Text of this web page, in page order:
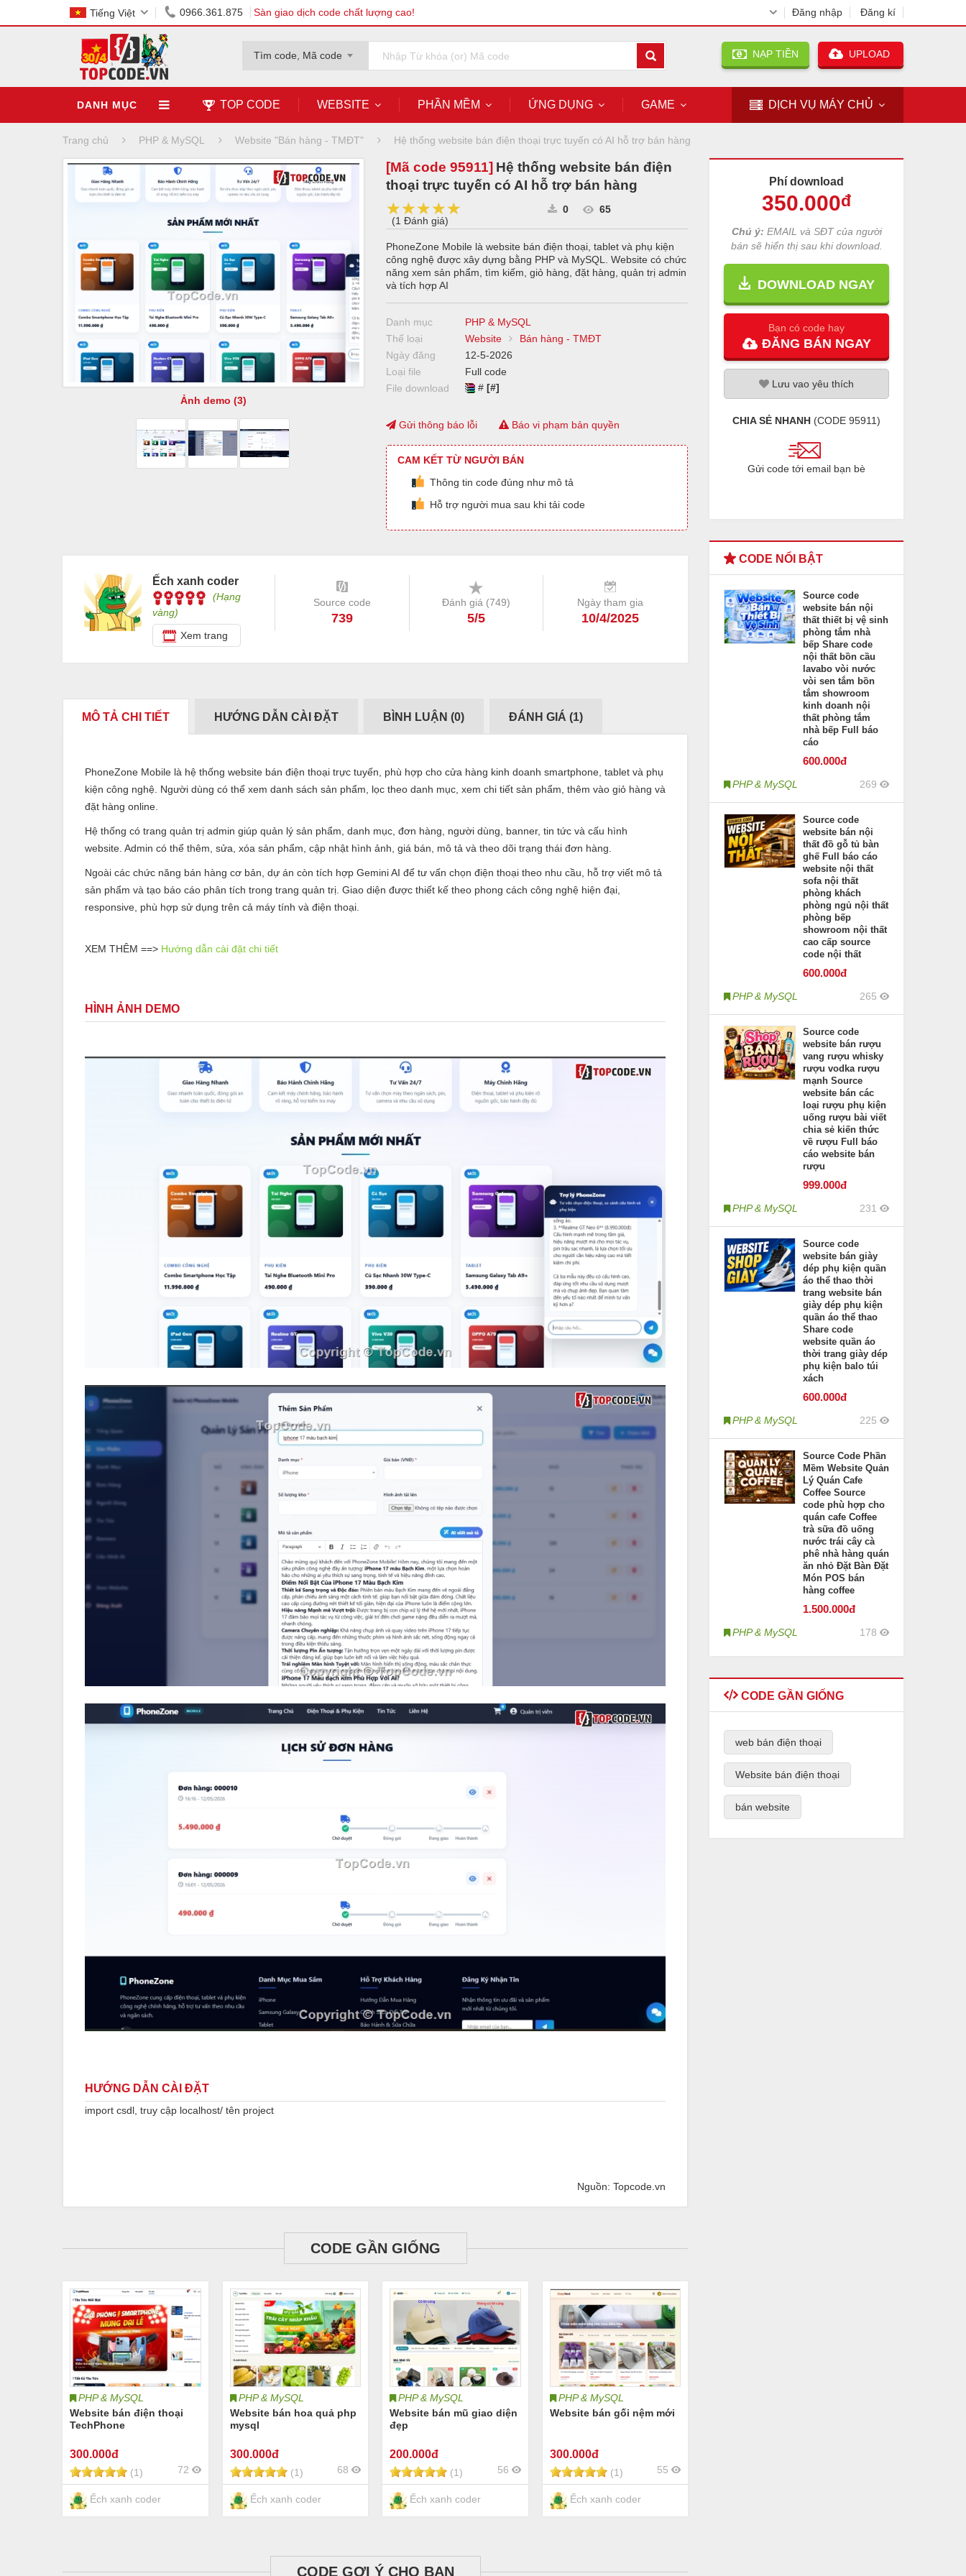
Tiếng Việt 0966.361.875 Sàn giao dịch code chất lượng cao! Đăng nhập Đăng kí
Tìm code, Mã code NẠP TIỀN UPLOAD
DANH MỤC TOP CODE WEBSITE PHẦN MỀM ỨNG DỤNG GAME DỊCH VỤ MÁY CHỦ
Trang chủ PHP & MySQL Website "Bán hàng - TMĐT" Hệ thống website bán điện thoại trực tuyến có AI hỗ trợ bán hàng
Ảnh demo (3)
[Mã code 95911] Hệ thống website bán điện
thoại trực tuyến có AI hỗ trợ bán hàng
★★★★★
★★★★★
★★★★★
(1 Đánh giá)
0 65
PhoneZone Mobile là website bán điện thoại, tablet và phụ kiện
công nghệ được xây dựng bằng PHP và MySQL. Website có chức
năng xem sản phẩm, tìm kiếm, giỏ hàng, đặt hàng, quản trị admin
và tích hợp AI
Danh mục
PHP & MySQL
Thể loại
Website
Bán hàng - TMĐT
Ngày đăng
12-5-2026
Loại file
Full code
File download
# [#]
Gửi thông báo lỗi Báo vi phạm bản quyền
CAM KẾT TỪ NGƯỜI BÁN
Thông tin code đúng như mô tả
Hỗ trợ người mua sau khi tải code
Ếch xanh coder
(Hạng
vàng)
Xem trang
Source code
739
Đánh giá (749)
5/5
Ngày tham gia
10/4/2025
MÔ TẢ CHI TIẾT HƯỚNG DẪN CÀI ĐẶT BÌNH LUẬN (0) ĐÁNH GIÁ (1)
PhoneZone Mobile là hệ thống website bán điện thoại trực tuyến, phù hợp cho cửa hàng kinh doanh smartphone, tablet và phụ
kiện công nghệ. Người dùng có thể xem danh sách sản phẩm, lọc theo danh mục, xem chi tiết sản phẩm, thêm vào giỏ hàng và
đặt hàng online.
Hệ thống có trang quản trị admin giúp quản lý sản phẩm, danh mục, đơn hàng, người dùng, banner, tin tức và cấu hình
website. Admin có thể thêm, sửa, xóa sản phẩm, cập nhật hình ảnh, giá bán, mô tả và theo dõi trạng thái đơn hàng.
Ngoài các chức năng bán hàng cơ bản, dự án còn tích hợp Gemini AI để tư vấn chọn điện thoại theo nhu cầu, hỗ trợ viết mô tả
sản phẩm và tạo báo cáo phân tích trong trang quản trị. Giao diện được thiết kế theo phong cách công nghệ hiện đại,
responsive, phù hợp sử dụng trên cả máy tính và điện thoại.
XEM THÊM ==> Hướng dẫn cài đặt chi tiết
HÌNH ẢNH DEMO
HƯỚNG DẪN CÀI ĐẶT
import csdl, truy cập localhost/ tên project
Nguồn: Topcode.vn
CODE GẦN GIỐNG
PHP & MySQL
Website bán điện thoại
TechPhone
300.000đ
(1) 72
Ếch xanh coder
PHP & MySQL
Website bán hoa quả php
mysql
300.000đ
(1) 68
Ếch xanh coder
PHP & MySQL
Website bán mũ giao diện
đẹp
200.000đ
(1) 56
Ếch xanh coder
PHP & MySQL
Website bán gối nệm mới
300.000đ
(1) 55
Ếch xanh coder
CODE GỢI Ý CHO BẠN
Phí download
350.000đ
Chú ý: EMAIL và SĐT của người
bán sẽ hiển thị sau khi download.
DOWNLOAD NGAY
Bạn có code hay
ĐĂNG BÁN NGAY
Lưu vao yêu thích
CHIA SẺ NHANH (CODE 95911)
Gửi code tới email bạn bè
CODE NỔI BẬT
Source code
website bán nội
thất thiết bị vệ sinh
phòng tắm nhà
bếp Share code
nội thất bồn cầu
lavabo vòi nước
vòi sen tắm bồn
tắm showroom
kinh doanh nội
thất phòng tắm
nhà bếp Full báo
cáo
600.000đ
PHP & MySQL 269
Source code
website bán nội
thất đồ gỗ tủ bàn
ghế Full báo cáo
website nội thất
sofa nội thất
phòng khách
phòng ngủ nội thất
phòng bếp
showroom nội thất
cao cấp source
code nội thất
600.000đ
PHP & MySQL 265
Source code
website bán rượu
vang rượu whisky
rượu vodka rượu
mạnh Source
website bán các
loại rượu phụ kiện
uống rượu bài viết
chia sẻ kiến thức
về rượu Full báo
cáo website bán
rượu
999.000đ
PHP & MySQL 231
Source code
website bán giày
dép phụ kiện quần
áo thể thao thời
trang website bán
giày dép phụ kiện
quần áo thể thao
Share code
website quần áo
thời trang giày dép
phụ kiện balo túi
xách
600.000đ
PHP & MySQL 225
Source Code Phần
Mềm Website Quản
Lý Quán Cafe
Coffee Source
code phù hợp cho
quán cafe Coffee
trà sữa đồ uống
nước trái cây cà
phê nhà hàng quán
ăn nhỏ Đặt Bàn Đặt
Món POS bán
hàng coffee
1.500.000đ
PHP & MySQL 178
CODE GẦN GIỐNG
web bán điện thoại
Website bán điện thoại
bán website